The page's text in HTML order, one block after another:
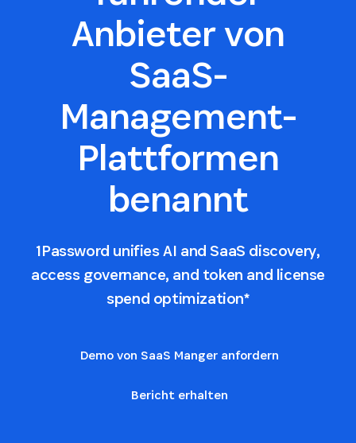
Anbieter von
SaaS-
Management-
Plattformen
benannt
1Password unifies AI and SaaS discovery,
access governance, and token and license
spend optimization*
Demo von SaaS Manger anfordern
Bericht erhalten